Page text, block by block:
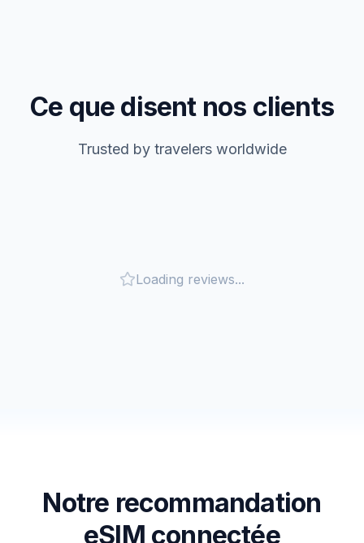
Ce que disent nos clients
Trusted by travelers worldwide
Loading reviews...
Notre recommandation
eSIM connectée